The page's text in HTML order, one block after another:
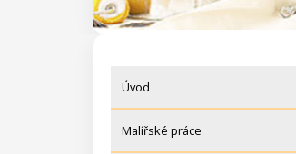
Úvod
Malířské práce